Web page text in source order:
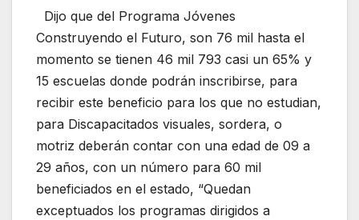
Dijo que del Programa Jóvenes
Construyendo el Futuro, son 76 mil hasta el
momento se tienen 46 mil 793 casi un 65% y
15 escuelas donde podrán inscribirse, para
recibir este beneficio para los que no estudian,
para Discapacitados visuales, sordera, o
motriz deberán contar con una edad de 09 a
29 años, con un número para 60 mil
beneficiados en el estado, “Quedan
exceptuados los programas dirigidos a